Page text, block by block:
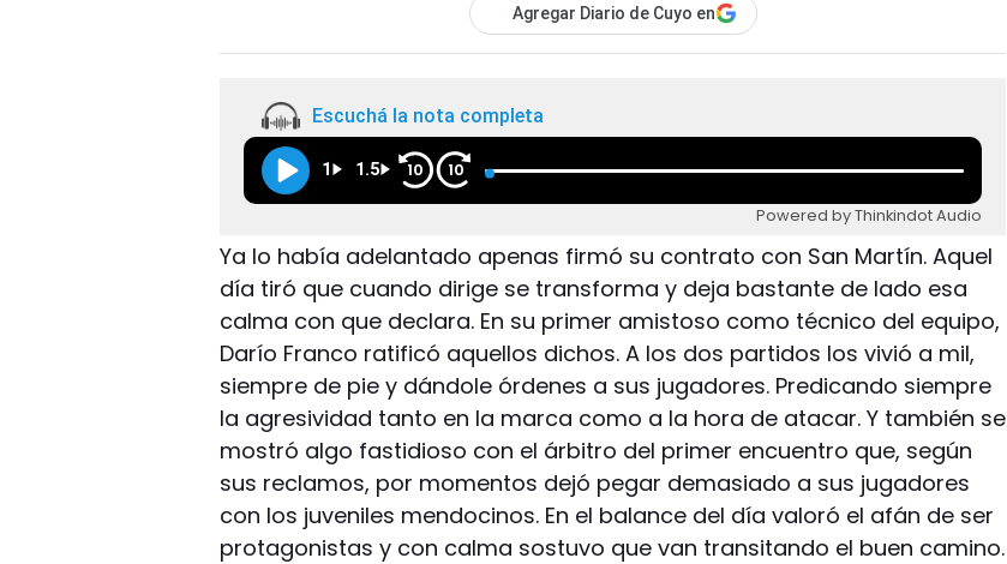
Agregar Diario de Cuyo en
Escuchá la nota completa
1 1.5 10 10
Powered by Thinkindot Audio
Ya lo había adelantado apenas firmó su contrato con San Martín. Aquel
día tiró que cuando dirige se transforma y deja bastante de lado esa
calma con que declara. En su primer amistoso como técnico del equipo,
Darío Franco ratificó aquellos dichos. A los dos partidos los vivió a mil,
siempre de pie y dándole órdenes a sus jugadores. Predicando siempre
la agresividad tanto en la marca como a la hora de atacar. Y también se
mostró algo fastidioso con el árbitro del primer encuentro que, según
sus reclamos, por momentos dejó pegar demasiado a sus jugadores
con los juveniles mendocinos. En el balance del día valoró el afán de ser
protagonistas y con calma sostuvo que van transitando el buen camino.